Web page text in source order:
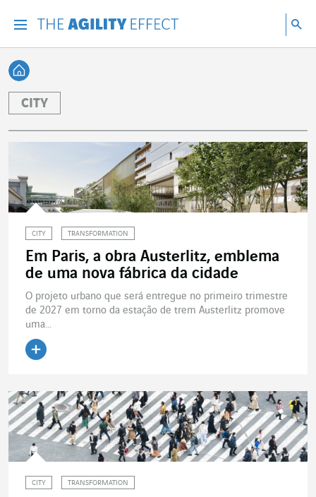
Voltar à página inicial
CITY
CITY TRANSFORMATION
Em Paris, a obra Austerlitz, emblema
de uma nova fábrica da cidade
O projeto urbano que será entregue no primeiro trimestre
de 2027 em torno da estação de trem Austerlitz promove
uma...
CITY TRANSFORMATION